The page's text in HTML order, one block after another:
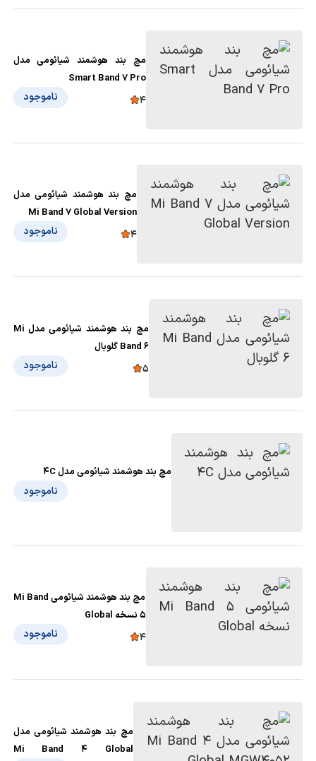
مچ بند هوشمند شیائومی مدل
Smart Band 7 Pro
4 ناموجود
مچ بند هوشمند شیائومی مدل
Mi Band 7 Global Version
4 ناموجود
مچ بند هوشمند شیائومی مدل Mi
Band 6 گلوبال
5 ناموجود
مچ بند هوشمند شیائومی مدل 4C
ناموجود
مچ بند هوشمند شیائومی Mi Band
5 نسخه Global
4 ناموجود
مچ بند هوشمند شیائومی مدل
Mi Band 4 Global